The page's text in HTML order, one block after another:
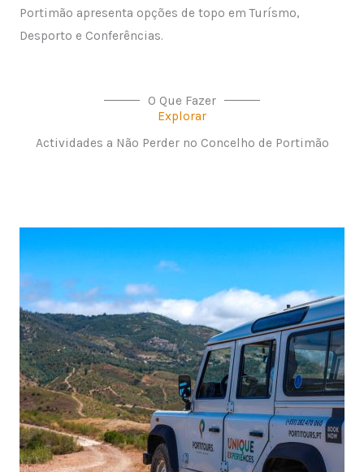
Portimão apresenta opções de topo em Turísmo,
Desporto e Conferências.
O Que Fazer
Explorar
Actividades a Não Perder no Concelho de Portimão